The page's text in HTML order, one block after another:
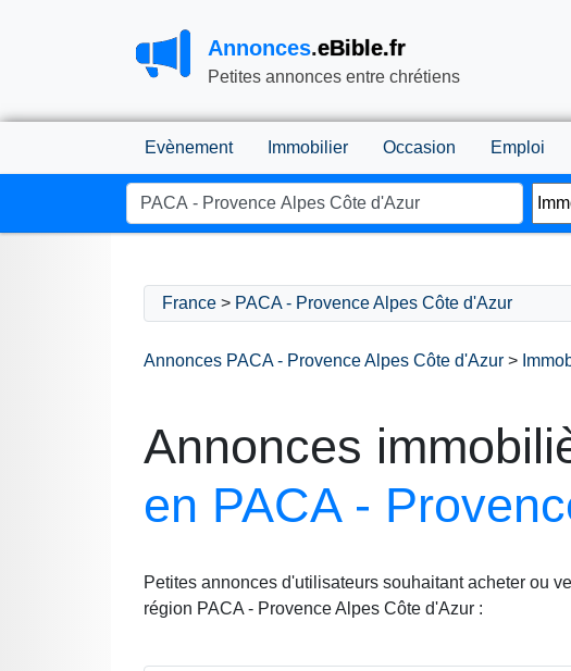
Annonces.eBible.fr
Petites annonces entre chrétiens
Evènement Immobilier Occasion Emploi
France > PACA - Provence Alpes Côte d'Azur
Annonces PACA - Provence Alpes Côte d'Azur >
Annonces
en PACA -
Petites annonces d'utilisateurs souhaitant acheter ou
région PACA - Provence Alpes Côte d'Azur :